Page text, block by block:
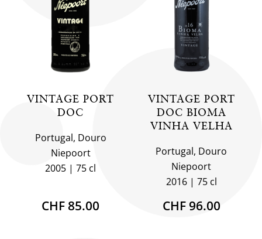
VINTAGE PORT
DOC
Portugal, Douro
Niepoort
2005
75 cl
CHF 85.00
VINTAGE PORT
DOC BIOMA
VINHA VELHA
Portugal, Douro
Niepoort
2016
75 cl
CHF 96.00